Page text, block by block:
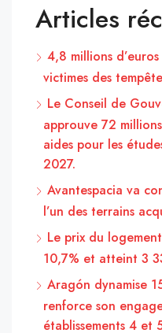
Articles
4,8 millions
victimes des
Le Conseil de
approuve 72
aides pour les
2027.
Avantespacia va
l’un des terrains
Le prix du
10,7% et atteint 3
Aragón dynamise
renforce son
établissements 4 et